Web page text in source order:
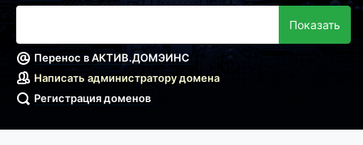
Перенос в АКТИВ.ДОМЭИНС
Написать администратору домена
Регистрация доменов